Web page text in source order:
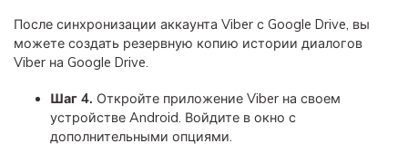
После синхронизации аккаунта Viber с Google Drive, вы
можете создать резервную копию истории диалогов
Viber на Google Drive.
Шаг 4. Откройте приложение Viber на своем
устройстве Android. Войдите в окно с
дополнительными опциями.